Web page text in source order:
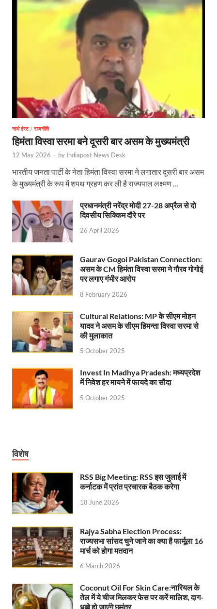
Uttarakhand Government News: मुख्यमंत्री पुष्कर
Noida Engineer Case: एसआईटी गठन पर मृतक के
BJP National President Nitin Nabin: निर्विरोध चुने
New Jalpaiguri Railway Station: न्यू जलपाईगुड़ी
Jagran Forum: जागरण फोरम पर सीएम पुष्कर सिंह धामी
Uttar Pradesh Politics: मुक्त कंठ से यूपी को सराहा,
Vande Bharat Sleeper Update: वंदे भारत स्लीपर का
Uttarakhand Calender 2026: मुख्यमंत्री पुष्कर सिंह
Start UP Summit: उद्यमिता, नवाचार और व्यापार हमारे
Swami Vivekanand Jayanti: मुख्यमंत्री पुष्कर सिंह
PM Modi Somnath Mandir: सोमनाथ में पीएम मोदी ने
UP AI App: सीएम योगी के मिशन को साकार कर रहा
Ashwini Vaishnaw: औपनिवेशिक मानसिकता से रेलवे को
AI Start-Ups: प्रधानमंत्री ने भारतीय एआई स्टार्टअप्स
Hindi Salahkar Samiti: विधि एवं न्याय मंत्रालय विधायी
Gram Panchayat Adhar: ग्राम पंचायतों में भी बनेगा
Uttarakhand Young Leaders Dialogue: विकसित
Kalyan Singh Jayanti: अपने नाम को उत्तर प्रदेश के
Kashi Volleyball Mahakumbh: काशी में होगा
Vande Bharat Sleeper Train: वंदे भारत स्लीपर ट्रेन
Khelo India Tribes Games: देश में पहली बार हो रहे
छत्तीसगढ़ को मिला खेलो इंडिया ट्राइबल गेम्स, 14 फरवरी
नार्थ ईस्ट/ राजनीति
हिमंता विस्वा सरमा बने दूसरी बार असम के मुख्यमंत्री
12 May 2026 - by Indiapost News Desk
भारतीय जनता पार्टी के नेता हिमंता विस्वा सरमा ने लगातार दूसरी बार असम
के मुख्यमंत्री के रूप में शपथ ग्रहण कर ली है राज्यपाल लक्ष्मण …
प्रधानमंत्री नरेंद्र मोदी 27-28 अप्रैल से दो
दिवसीय सिक्किम दौरे पर
26 April 2026
Gaurav Gogoi Pakistan Connection:
असम के CM हिमंता विस्वा सरमा ने गौरव गोगोई
पर लगाए गंभीर आरोप
8 February 2026
Cultural Relations: MP के सीएम मोहन
यादव ने असम के सीएम हिमन्ता विस्वा सरमा से
की मुलाकात
5 October 2025
Invest In Madhya Pradesh: मध्यप्रदेश
में निवेश हर मायने में फायदे का सौदा
5 October 2025
विशेष
RSS Big Meeting: RSS इस जुलाई में
कर्नाटक में प्रांत प्रचारक बैठक करेगा
18 June 2026
Rajya Sabha Election Process:
राज्यसभा सांसद चुने जाने का क्या है फार्मूला 16
मार्च को होगा मतदान
6 March 2026
Coconut Oil For Skin Care:नारियल के
तेल में ये चीज मिलकर फेस पर करें मालिश, दाग-
धब्बे हो जाएंगे छूमंतर